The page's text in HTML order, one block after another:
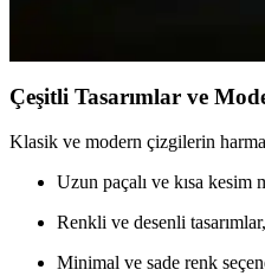
Yaz aylarında erkek mayo ve
Çeşitli Tasarımlar ve
Klasik ve modern çizgilerin
Uzun paçalı ve kısa kesim
Renkli ve desenli tasarımlar,
Minimal ve sade renk